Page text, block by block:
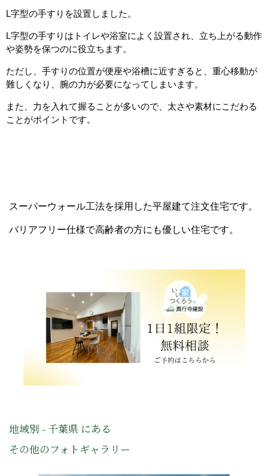
L字型の手すりを設置しました。
L字型の手すりはトイレや浴室によく設置され、立ち上がる動作
や姿勢を保つのに役立ちます。
ただし、手すりの位置が便座や浴槽に近すぎると、重心移動が
難しくなり、腕の力が必要になってしまいます。
また、力を入れて握ることが多いので、太さや素材にこだわる
ことがポイントです。
スーパーウォール工法を採用した平屋建て注文住宅です。
バリアフリー仕様で高齢者の方にも優しい住宅です。
地域別 - 千葉県 にある
その他のフォトギャラリー